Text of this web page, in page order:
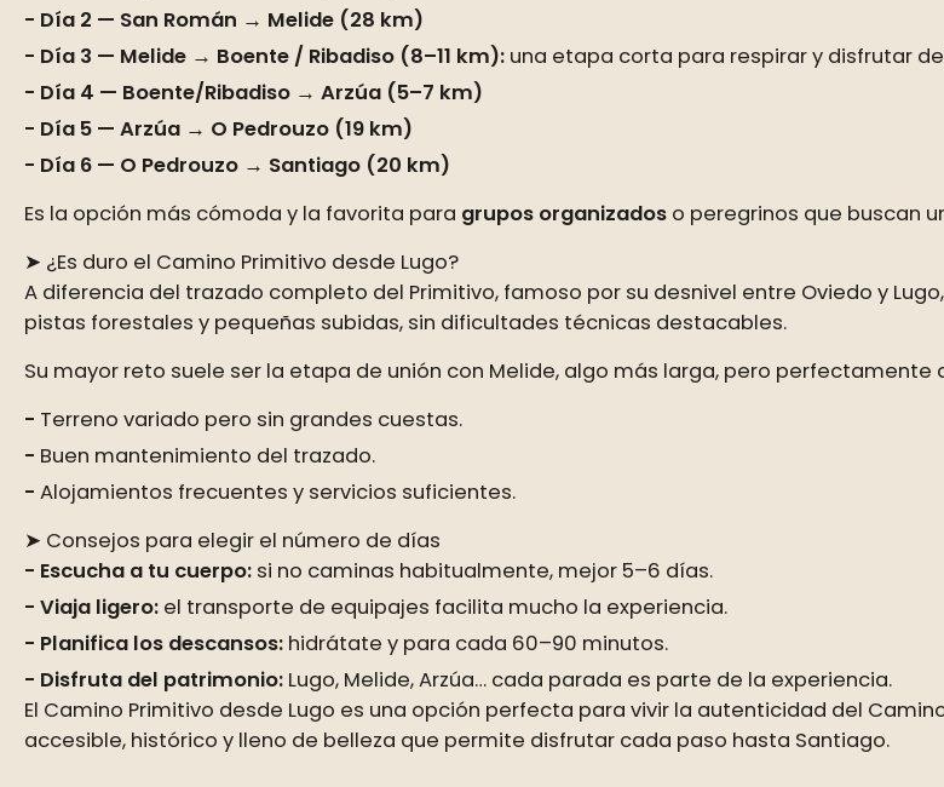
Día 2 — San Román → Melide (28 km)
Día 3 — Melide → Boente / Ribadiso (8–11 km): una etapa corta para respirar y disfrutar
Día 4 — Boente/Ribadiso → Arzúa (5–7 km)
Día 5 — Arzúa → O Pedrouzo (19 km)
Día 6 — O Pedrouzo → Santiago (20 km)
Es la opción más cómoda y la favorita para grupos organizados o peregrinos que buscan
➤ ¿Es duro el Camino Primitivo desde Lugo?
A diferencia del trazado completo del Primitivo, famoso por su desnivel entre Oviedo y
pistas forestales y pequeñas subidas, sin dificultades técnicas destacables.
Su mayor reto suele ser la etapa de unión con Melide, algo más larga, pero
Terreno variado pero sin grandes cuestas.
Buen mantenimiento del trazado.
Alojamientos frecuentes y servicios suficientes.
➤ Consejos para elegir el número de días
Escucha a tu cuerpo: si no caminas habitualmente, mejor 5–6 días.
Viaja ligero: el transporte de equipajes facilita mucho la experiencia.
Planifica los descansos: hidrátate y para cada 60–90 minutos.
Disfruta del patrimonio: Lugo, Melide, Arzúa… cada parada es parte de la experiencia.
El Camino Primitivo desde Lugo es una opción perfecta para vivir la autenticidad del
accesible, histórico y lleno de belleza que permite disfrutar cada paso hasta Santiago.